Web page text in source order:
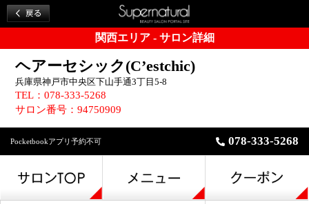
関西エリア - サロン詳細
ヘアーセシック(C’estchic)
兵庫県神戸市中央区下山手通3丁目5-8
TEL：078-333-5268
サロン番号：94750909
Pocketbookアプリ予約不可 078-333-5268